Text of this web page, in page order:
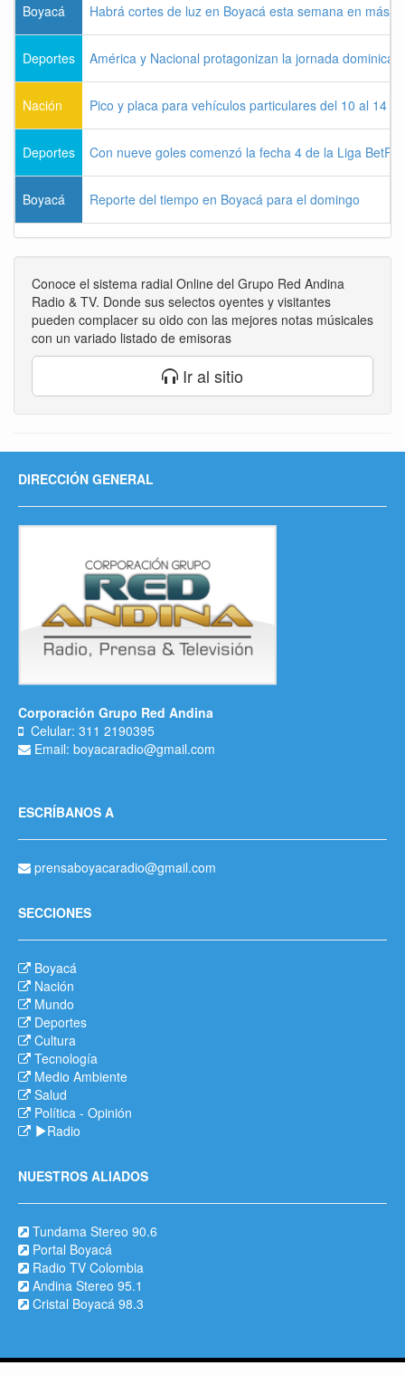
Boyacá Habrá cortes de luz en Boyacá esta semana en más
Deportes América y Nacional protagonizan la jornada dominical
Nación Pico y placa para vehículos particulares del 10 al 14
Deportes Con nueve goles comenzó la fecha 4 de la Liga
Boyacá Reporte del tiempo en Boyacá para el domingo
Conoce el sistema radial Online del Grupo Red Andina
Radio & TV. Donde sus selectos oyentes y visitantes
pueden complacer su oido con las mejores notas músicales
con un variado listado de emisoras
Ir al sitio
DIRECCIÓN GENERAL
Corporación Grupo Red Andina
Celular: 311 2190395
Email: boyacaradio@gmail.com
ESCRÍBANOS A
prensaboyacaradio@gmail.com
SECCIONES
Boyacá
Nación
Mundo
Deportes
Cultura
Tecnología
Medio Ambiente
Salud
Política - Opinión
Radio
NUESTROS ALIADOS
Tundama Stereo 90.6
Portal Boyacá
Radio TV Colombia
Andina Stereo 95.1
Cristal Boyacá 98.3